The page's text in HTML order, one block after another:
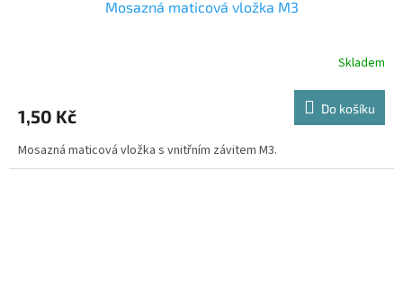
Mosazná maticová vložka M3
Skladem
1,50 Kč Do košíku
Mosazná maticová vložka s vnitřním závitem M3.